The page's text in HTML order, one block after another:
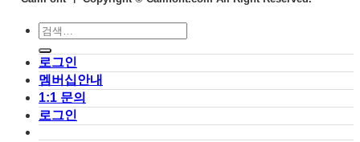
검
색:
로그인
멤버십안내
1:1 문의
로그인